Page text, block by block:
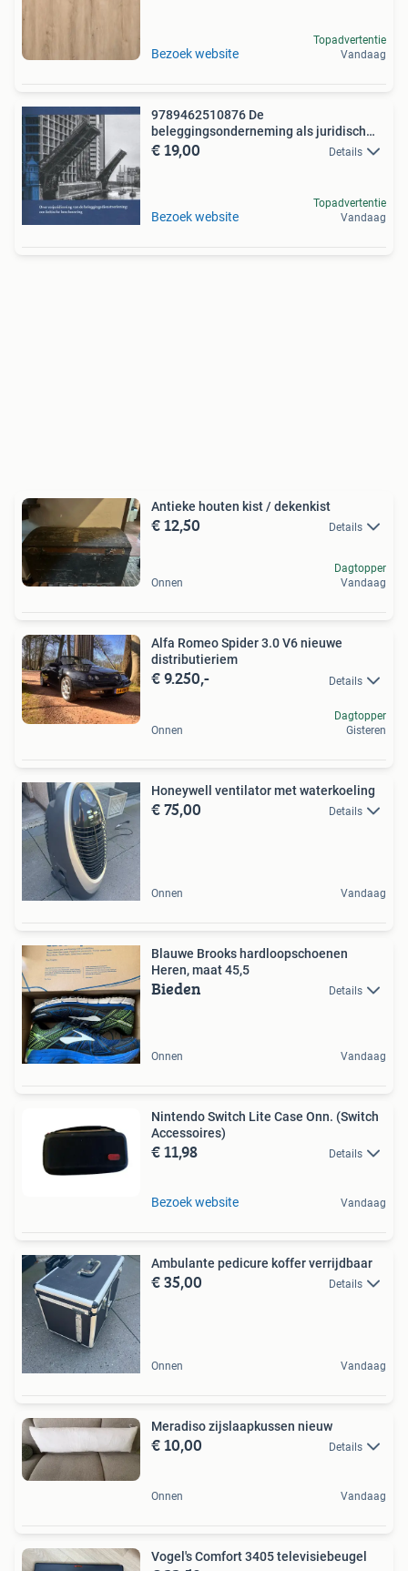
Bezoek website
Topadvertentie
Vandaag
9789462510876 De
beleggingsonderneming als juridisch
onne...
€ 19,00 Details
Bezoek website
Topadvertentie
Vandaag
Antieke houten kist / dekenkist
€ 12,50 Details
Onnen
Dagtopper
Vandaag
Alfa Romeo Spider 3.0 V6 nieuwe
distributieriem
€ 9.250,- Details
Onnen
Dagtopper
Gisteren
Honeywell ventilator met waterkoeling
€ 75,00 Details
Onnen Vandaag
Blauwe Brooks hardloopschoenen
Heren, maat 45,5
Bieden Details
Onnen Vandaag
Nintendo Switch Lite Case Onn. (Switch
Accessoires)
€ 11,98 Details
Bezoek website Vandaag
Ambulante pedicure koffer verrijdbaar
€ 35,00 Details
Onnen Vandaag
Meradiso zijslaapkussen nieuw
€ 10,00 Details
Onnen Vandaag
Vogel's Comfort 3405 televisiebeugel